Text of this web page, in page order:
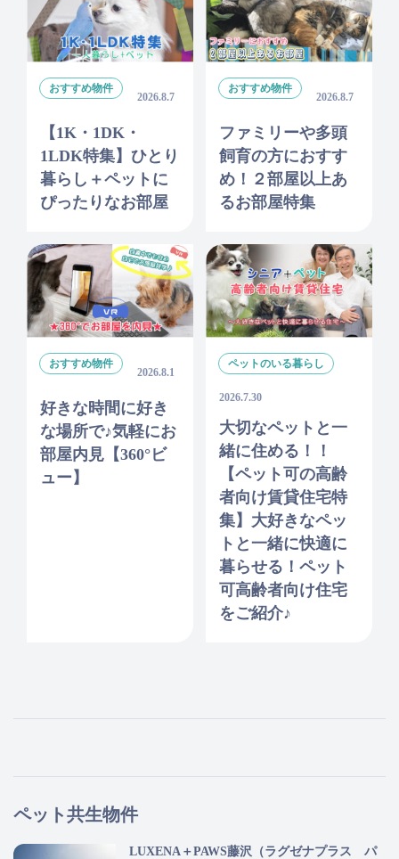
おすすめ物件
2026.8.7
【1K・1DK・
1LDK特集】ひとり
暮らし＋ペットに
ぴったりなお部屋
おすすめ物件
2026.8.7
ファミリーや多頭
飼育の方におすす
め！２部屋以上あ
るお部屋特集
おすすめ物件
2026.8.1
好きな時間に好き
な場所で♪気軽にお
部屋内見【360°ビ
ュー】
ペットのいる暮らし
2026.7.30
大切なペットと一
緒に住める！！
【ペット可の高齢
者向け賃貸住宅特
集】大好きなペッ
トと一緒に快適に
暮らせる！ペット
可高齢者向け住宅
をご紹介♪
ペット共生物件
LUXENA＋PAWS藤沢（ラグゼナプラス パ